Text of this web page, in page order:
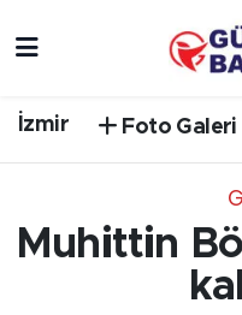
İzmir Foto Galeri
Muhittin
Süper Lig Puan